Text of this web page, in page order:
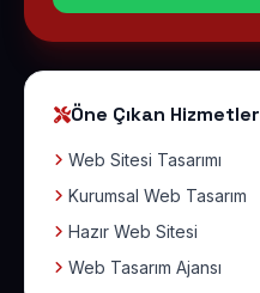
Öne Çıkan Hizmetler
Web Sitesi Tasarımı
Kurumsal Web Tasarım
Hazır Web Sitesi
Web Tasarım Ajansı